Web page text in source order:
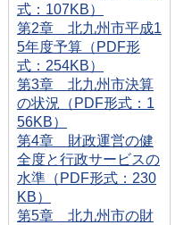
式：107KB）
第2章 北九州市平成1
5年度予算（PDF形
式：254KB）
第3章 北九州市決算
の状況（PDF形式：1
56KB）
第4章 財政運営の健
全度と行政サービスの
水準（PDF形式：230
KB）
第5章 北九州市の財